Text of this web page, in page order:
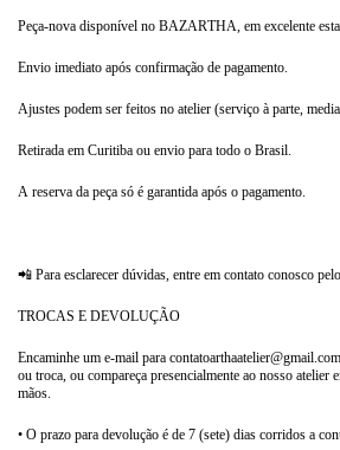
Peça-nova disponível no BAZARTHA, em excelente
Envio imediato após confirmação de pagamento.
Ajustes podem ser feitos no atelier (serviço à parte,
Retirada em Curitiba ou envio para todo o Brasil.
A reserva da peça só é garantida após o pagamento.
📲 Para esclarecer dúvidas, entre em contato conosco
TROCAS E DEVOLUÇÃO
Encaminhe um e-mail para contatoarthaatelier@gmail.com
ou troca, ou compareça presencialmente ao nosso atelier
mãos.
• O prazo para devolução é de 7 (sete) dias corridos a